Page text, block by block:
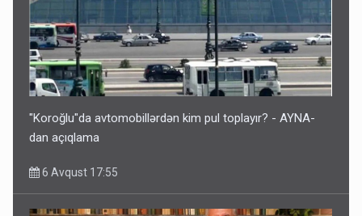
"Koroğlu"da avtomobillərdən kim pul toplayır? - AYNA-
dan açıqlama
6 Avqust 17:55